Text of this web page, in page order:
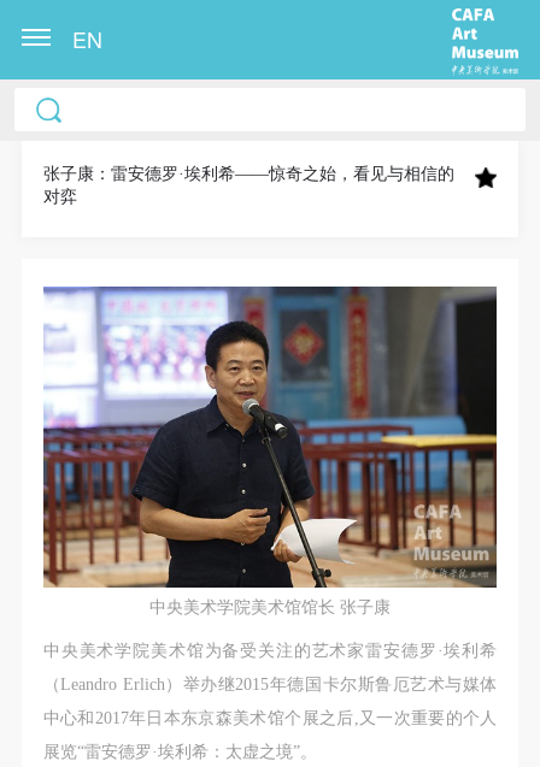
EN
张子康：雷安德罗·埃利希——惊奇之始，看见与相信的
对弈
中央美术学院美术馆馆长 张子康
中央美术学院美术馆为备受关注的艺术家雷安德罗·埃利希
（Leandro Erlich）举办继2015年德国卡尔斯鲁厄艺术与媒体
中心和2017年日本东京森美术馆个展之后,又一次重要的个人
展览“雷安德罗·埃利希：太虚之境”。
中央美术学院美术馆出版授权协议书
称“CAFAM”），愿意将本人参与中央美术学院美术馆
公共教育部组织的公益性活动（包括美术馆会员活
作发表、出版。中央美术学院可以以电子、网络及其
它数字媒体形式公开出版，并同意编入《中国知识资
源总库》《中央美术学院资料库》《中央美术学院美
术馆资料库》等相关资料、文献、档案机构和平台，
在中央美术学院中使用和在互联网上传播，同意按相
关“章程”规定享受相关权益。
中央美术学院美术馆活动安全免责协议书
第一条
本次活动公平公正、自愿参加与退出、风险与责任自
负的原则。但活动有风险，参加者应有必要的风险意
识。
第二条
参加本次活动者必须遵守中华人民共和国的相关法
律、法规，必须遵循道德和社会公德规范，并应该具
中央美术学院美术馆出版授权协议书
称“CAFAM”），愿意将本人参与中央美术学院美术馆
公共教育部组织的公益性活动（包括美术馆会员活
作发表、出版。中央美术学院可以以电子、网络及其
它数字媒体形式公开出版，并同意编入《中国知识资
源总库》《中央美术学院资料库》《中央美术学院美
术馆资料库》等相关资料、文献、档案机构和平台，
在中央美术学院中使用和在互联网上传播，同意按相
关“章程”规定享受相关权益。
中央美术学院美术馆活动安全免责协议书
第一条
本次活动公平公正、自愿参加与退出、风险与责任自
负的原则。但活动有风险，参加者应有必要的风险意
识。
第二条
参加本次活动者必须遵守中华人民共和国的相关法
律、法规，必须遵循道德和社会公德规范，并应该具
中央美术学院美术馆出版授权协议书
称“CAFAM”），愿意将本人参与中央美术学院美术馆
公共教育部组织的公益性活动（包括美术馆会员活
作发表、出版。中央美术学院可以以电子、网络及其
它数字媒体形式公开出版，并同意编入《中国知识资
源总库》《中央美术学院资料库》《中央美术学院美
术馆资料库》等相关资料、文献、档案机构和平台，
在中央美术学院中使用和在互联网上传播，同意按相
关“章程”规定享受相关权益。
中央美术学院美术馆活动安全免责协议书
第一条
本次活动公平公正、自愿参加与退出、风险与责任自
负的原则。但活动有风险，参加者应有必要的风险意
识。
第二条
参加本次活动者必须遵守中华人民共和国的相关法
律、法规，必须遵循道德和社会公德规范，并应该具